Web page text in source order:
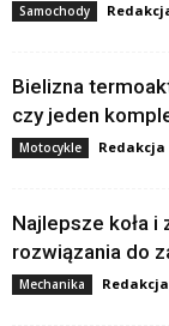
Samochody
Bielizna
czy jeden
Motocykle
Najlepsze koła
rozwiązania do
Mechanika